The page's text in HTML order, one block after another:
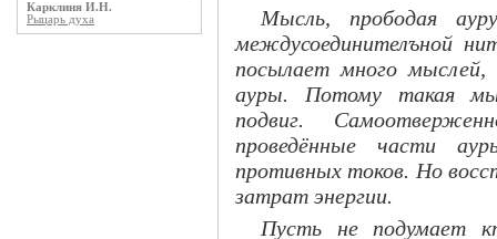
Карклиня И.Н.
Рыцарь духа
Мысль, прободая
междусоединителъной
посылает много
ауры. Потому такая
подвиг.
проведённые части
противных токов. Но
затрат энергии.
Пусть не подумает